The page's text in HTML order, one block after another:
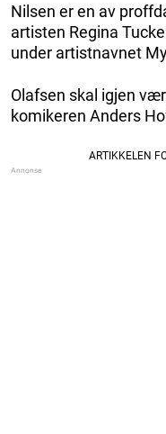
Nilsen er en av
artisten Regina
under artistnavnet
Olafsen skal igjen
komikeren Anders